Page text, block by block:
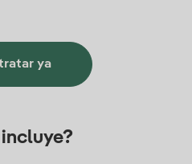
ya